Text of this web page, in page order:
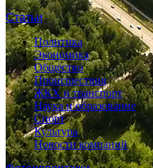
Статьи
Политика
Экономика
Общество
Происшествия
ЖКХ и транспорт
Наука и образование
Спорт
Культура
Новости компаний